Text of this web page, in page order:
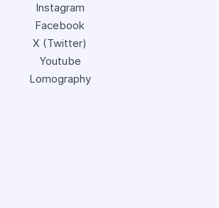
Instagram
Facebook
X (Twitter)
Youtube
Lomography